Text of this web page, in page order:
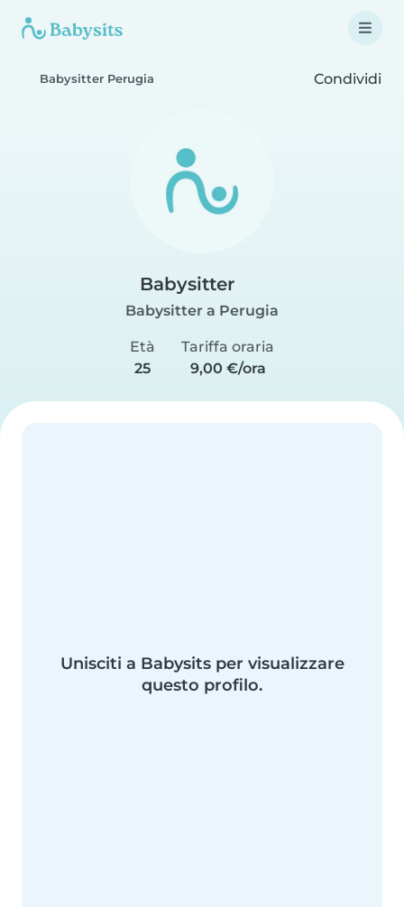
Babysitter Perugia Condividi
Babysitter
Babysitter a Perugia
Età
25
Tariffa oraria
9,00 €/ora
Unisciti a Babysits per visualizzare
questo profilo.